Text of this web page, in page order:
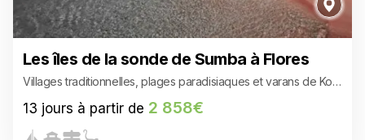
Les îles de la sonde de Sumba à Flores
Villages traditionnelles, plages paradisiaques et varans de Kom
odo
13 jours à partir de 2 858€